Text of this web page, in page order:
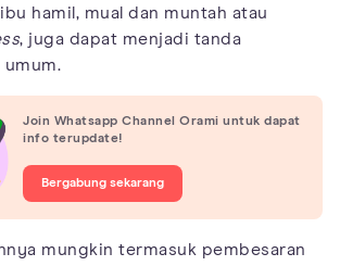
hamil, mual dan muntah atau
, juga dapat menjadi tanda
umum.
Join Whatsapp Channel Orami untuk dapat
info terupdate!
Bergabung sekarang
mungkin termasuk pembesaran